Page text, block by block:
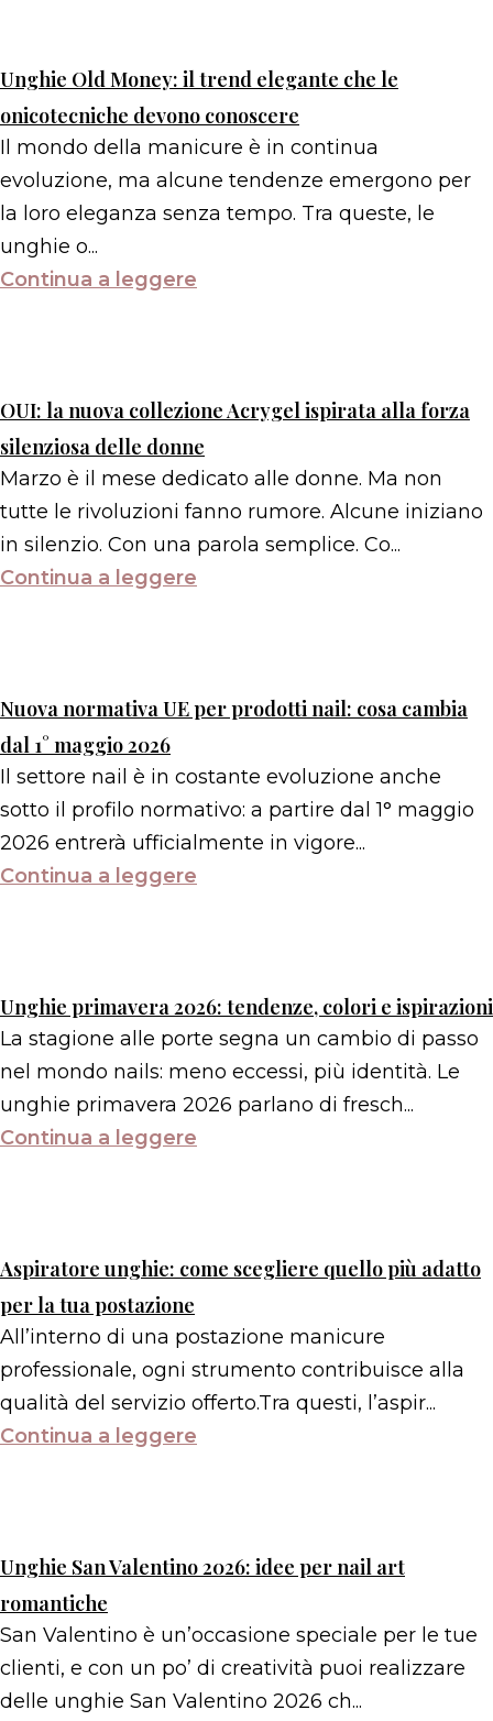
Unghie Old Money: il trend elegante che le
onicotecniche devono conoscere
Il mondo della manicure è in continua
evoluzione, ma alcune tendenze emergono per
la loro eleganza senza tempo. Tra queste, le
unghie o...
Continua a leggere
OUI: la nuova collezione Acrygel ispirata alla forza
silenziosa delle donne
Marzo è il mese dedicato alle donne. Ma non
tutte le rivoluzioni fanno rumore. Alcune iniziano
in silenzio. Con una parola semplice. Co...
Continua a leggere
Nuova normativa UE per prodotti nail: cosa cambia
dal 1° maggio 2026
Il settore nail è in costante evoluzione anche
sotto il profilo normativo: a partire dal 1° maggio
2026 entrerà ufficialmente in vigore...
Continua a leggere
Unghie primavera 2026: tendenze, colori e ispirazioni
La stagione alle porte segna un cambio di passo
nel mondo nails: meno eccessi, più identità. Le
unghie primavera 2026 parlano di fresch...
Continua a leggere
Aspiratore unghie: come scegliere quello più adatto
per la tua postazione
All’interno di una postazione manicure
professionale, ogni strumento contribuisce alla
qualità del servizio offerto.Tra questi, l’aspir...
Continua a leggere
Unghie San Valentino 2026: idee per nail art
romantiche
San Valentino è un’occasione speciale per le tue
clienti, e con un po’ di creatività puoi realizzare
delle unghie San Valentino 2026 ch...